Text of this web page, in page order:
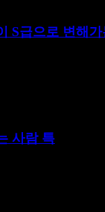
S급으로 변해
사람 특